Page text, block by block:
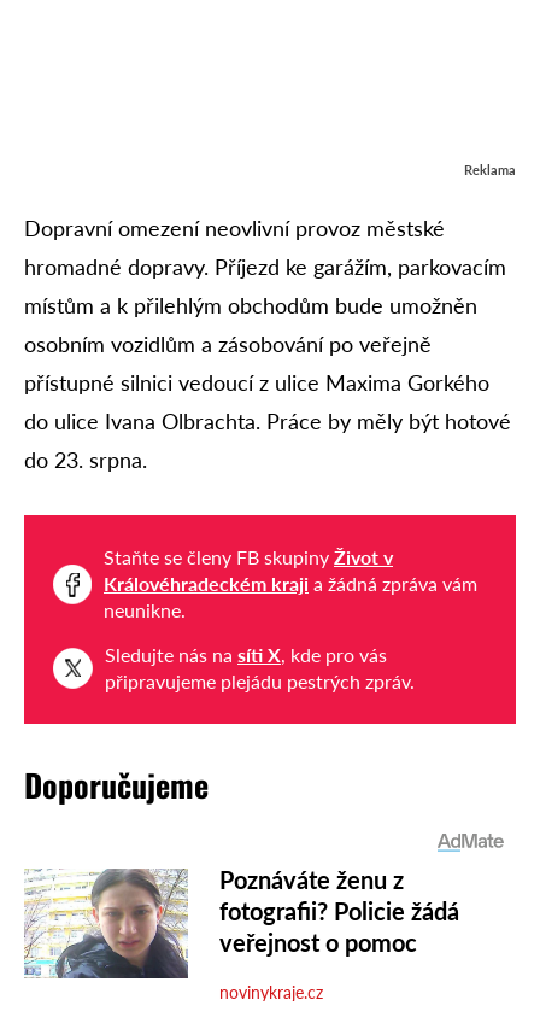
Reklama
Dopravní omezení neovlivní provoz městské
hromadné dopravy. Příjezd ke garážím, parkovacím
místům a k přilehlým obchodům bude umožněn
osobním vozidlům a zásobování po veřejně
přístupné silnici vedoucí z ulice Maxima Gorkého
do ulice Ivana Olbrachta. Práce by měly být hotové
do 23. srpna.
Staňte se členy FB skupiny Život v
Královéhradeckém kraji a žádná zpráva vám
neunikne.
Sledujte nás na síti X, kde pro vás
připravujeme plejádu pestrých zpráv.
Doporučujeme